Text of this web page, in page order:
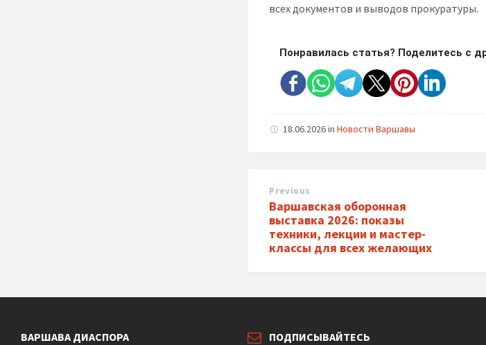
всех документов и выводов прокуратуры.
Понравилась статья? Поделитесь с
18.06.2026inНовости Варшавы
Previous
Варшавская оборонная
выставка 2026: показы
техники, лекции и мастер-
классы для всех желающих
ВАРШАВА ДИАСПОРА ПОДПИСЫВАЙТЕСЬ